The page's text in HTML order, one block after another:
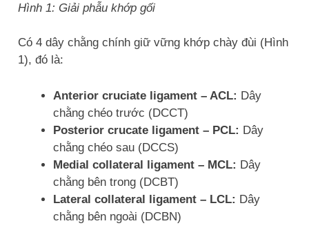
Hình 1: Giải phẫu khớp gối
Có 4 dây chằng chính giữ vững khớp chày đùi (Hình
1), đó là:
Anterior cruciate ligament – ACL: Dây
chằng chéo trước (DCCT)
Posterior crucate ligament – PCL: Dây
chằng chéo sau (DCCS)
Medial collateral ligament – MCL: Dây
chằng bên trong (DCBT)
Lateral collateral ligament – LCL: Dây
chằng bên ngoài (DCBN)